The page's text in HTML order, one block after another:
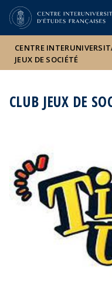
CENTRE
JEUX DE SOCIÉTÉ
CLUB JEUX DE